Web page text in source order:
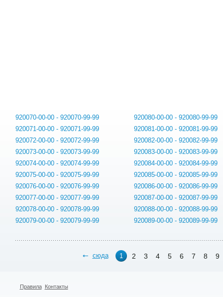
920070-00-00 - 920070-99-99
920071-00-00 - 920071-99-99
920072-00-00 - 920072-99-99
920073-00-00 - 920073-99-99
920074-00-00 - 920074-99-99
920075-00-00 - 920075-99-99
920076-00-00 - 920076-99-99
920077-00-00 - 920077-99-99
920078-00-00 - 920078-99-99
920079-00-00 - 920079-99-99
920080-00-00 - 920080-99-99
920081-00-00 - 920081-99-99
920082-00-00 - 920082-99-99
920083-00-00 - 920083-99-99
920084-00-00 - 920084-99-99
920085-00-00 - 920085-99-99
920086-00-00 - 920086-99-99
920087-00-00 - 920087-99-99
920088-00-00 - 920088-99-99
920089-00-00 - 920089-99-99
сюда 1 2 3 4 5 6 7 8 9
Правила Контакты